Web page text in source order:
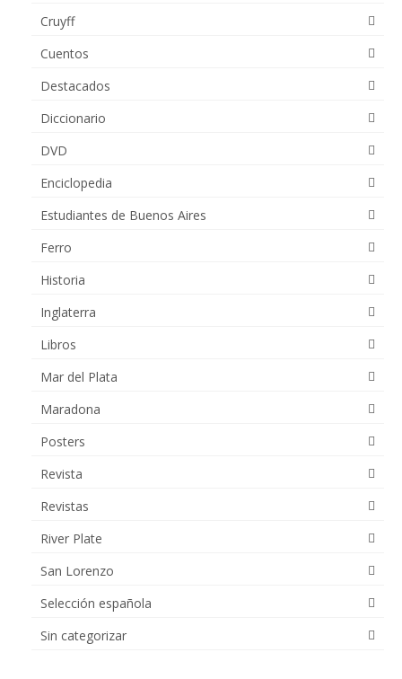
Cruyff
Cuentos
Destacados
Diccionario
DVD
Enciclopedia
Estudiantes de Buenos Aires
Ferro
Historia
Inglaterra
Libros
Mar del Plata
Maradona
Posters
Revista
Revistas
River Plate
San Lorenzo
Selección española
Sin categorizar